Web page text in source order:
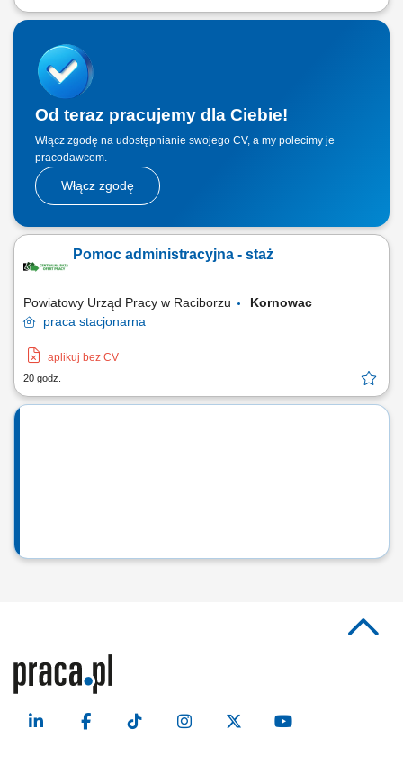
Opis stanowiska: Zapewnianie sprawnego wsparcia administracyjnego i
zestawień, dokumentów oraz materiałów biznesowych w języku
niemieckim i polskim. Koordynowanie komunikacji pomiędzy Zarządem
a poszczególnymi działami...
Od teraz pracujemy dla Ciebie!
Włącz zgodę na udostępnianie swojego CV, a my polecimy je
pracodawcom.
Włącz zgodę
Pomoc administracyjna - staż
Powiatowy Urząd Pracy w Raciborzu
Kornowac
praca stacjonarna
aplikuj bez CV
20 godz.